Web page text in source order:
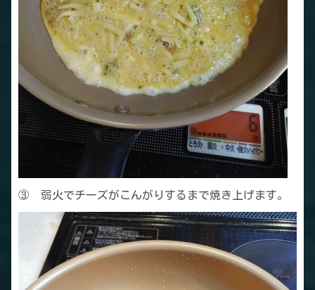
③ 弱火でチーズがこんがりするまで焼き上げます。